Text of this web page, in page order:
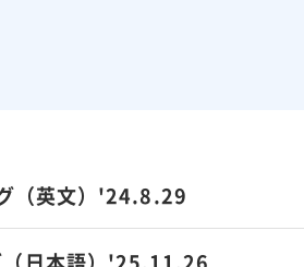
（英文）'24.8.29
日本語）'25.11.26